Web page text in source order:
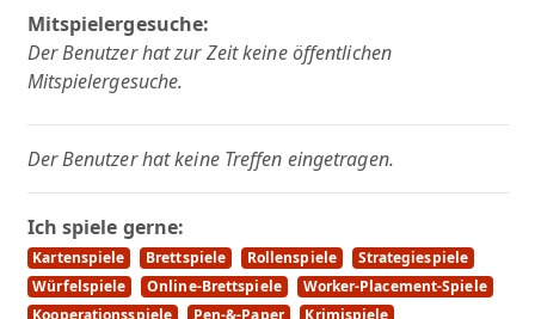
Mitspielergesuche:
Der Benutzer hat zur Zeit keine öffentlichen
Mitspielergesuche.
Der Benutzer hat keine Treffen eingetragen.
Ich spiele gerne:
Kartenspiele Brettspiele Rollenspiele
Strategiespiele
Würfelspiele
Online-Brettspiele
Worker-Placement-Spiele